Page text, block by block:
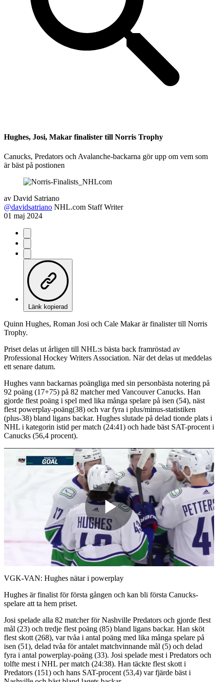
Hughes, Josi, Makar finalister till Norris Trophy
Canucks, Predators och Avalanche-backarna gör upp om vem som
är bäst på postionen
av David Satriano
@davidsatriano NHL.com Staff Writer
01 maj 2024
Länk kopierad
Quinn Hughes, Roman Josi och Cale Makar är finalister till Norris
Trophy.
Priset delas ut årligen till NHL:s bästa back framröstad av
Professional Hockey Writers Association. När det delas ut meddelas
ett senare datum.
Hughes vann backarnas poängliga med sin personbästa notering på
92 poäng (17+75) på 82 matcher med Vancouver Canucks. Han
gjorde flest poäng i spel med lika många spelare på isen (54), näst
flest powerplay-poäng(38) och var fyra i plus/minus-statistiken
(plus-38) bland ligans backar. Hughes slutade på delad tionde plats i
NHL i kategorin istid per match (24:41) och hade bäst SAT-procent i
Canucks (56,4 procent).
Play
Video
VGK-VAN: Hughes nätar i powerplay
Hughes är finalist för första gången och kan bli första Canucks-
spelare att ta hem priset.
Josi spelade alla 82 matcher för Nashville Predators och gjorde flest
mål (23) och tredje flest poäng (85) bland ligans backar. Han sköt
flest skott (268), var tvåa i antal poäng med lika många spelare på
isen (51), delad tvåa för antalet matchvinnande mål (5) och delad
fyra i antal powerplay-poäng (33). Josi spelade mest i Predators och
tolfte mest i NHL per match (24:38). Han täckte flest skott i
Predators (151) och hans SAT-procent (53,4) var fjärde bäst i